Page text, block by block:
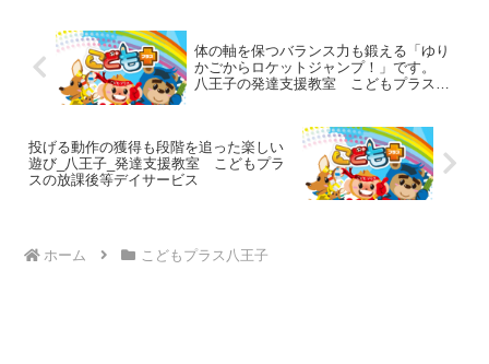
体の軸を保つバランス力も鍛える「ゆり
かごからロケットジャンプ！」です。
八王子の発達支援教室 こどもプラスの
投げる動作の獲得も段階を追った楽しい
遊び_八王子_発達支援教室 こどもプラ
スの放課後等デイサービス
ホーム こどもプラス八王子